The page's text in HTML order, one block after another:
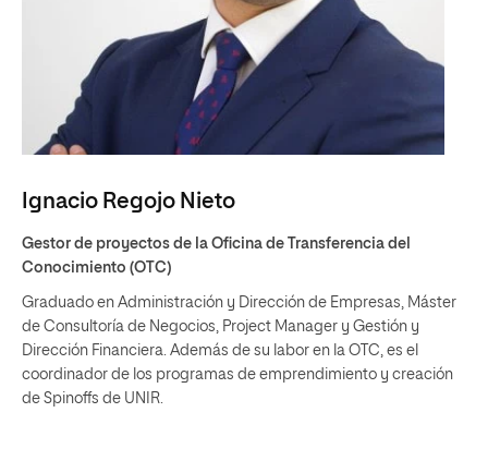
Ignacio Regojo Nieto
Gestor de proyectos de la Oficina de Transferencia del
Conocimiento (OTC)
Graduado en Administración y Dirección de Empresas, Máster
de Consultoría de Negocios, Project Manager y Gestión y
Dirección Financiera. Además de su labor en la OTC, es el
coordinador de los programas de emprendimiento y creación
de Spinoffs de UNIR.